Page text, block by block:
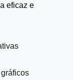
eficaz e